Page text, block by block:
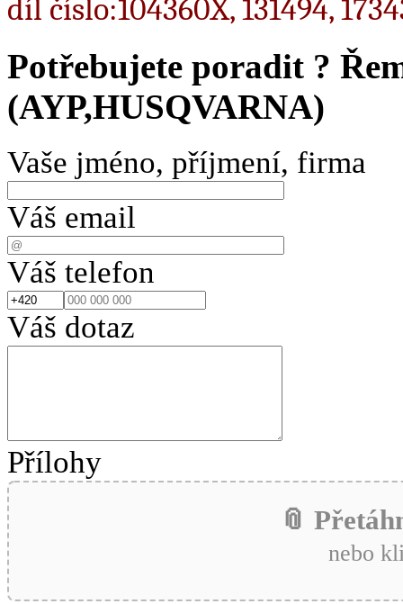
díl číslo:104360X, 131494,
Potřebujete poradit ?
(AYP,HUSQVARNA)
Vaše jméno, příjmení, firma
Váš email
Váš telefon
Váš dotaz
Přílohy
📎
nebo